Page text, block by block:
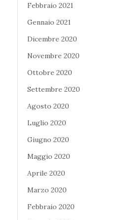
Febbraio 2021
Gennaio 2021
Dicembre 2020
Novembre 2020
Ottobre 2020
Settembre 2020
Agosto 2020
Luglio 2020
Giugno 2020
Maggio 2020
Aprile 2020
Marzo 2020
Febbraio 2020